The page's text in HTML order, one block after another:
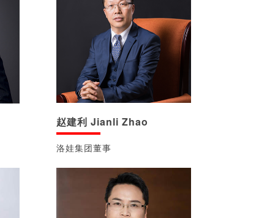
赵建利 Jianli Zhao
洛娃集团董事